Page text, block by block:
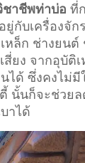
ชาชีพท่าบ่อ ที่
ยู่กับเครื่องจัก
หล็ก ช่างยน
สี่ยง จากอุบัติ
ได้ ซึ่งคงไม่
นั้นก็จะช่วย
าได้